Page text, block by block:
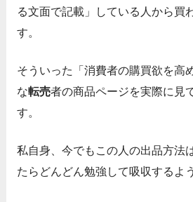
る文面で記載」している人から買
す。
そういった「消費者の購買欲を高
な転売者の商品ページを実際に見
す。
私自身、今でもこの人の出品方法
たらどんどん勉強して吸収するよ